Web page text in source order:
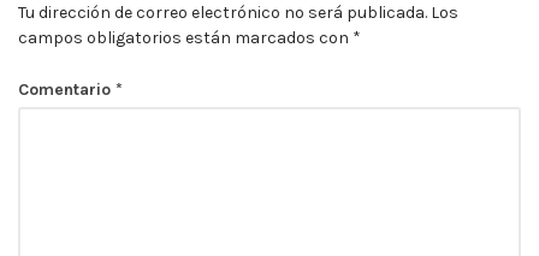
Tu dirección de correo electrónico no será publicada. Los
campos obligatorios están marcados con *
Comentario *